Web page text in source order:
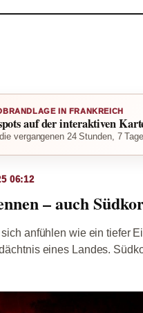
IN FRANKREICH
auf der interaktiven
vergangenen 24 Stunden, 7
06:12
– auch
anfühlen wie ein tiefer
eines Landes.